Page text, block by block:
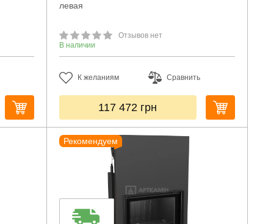
левая
Отзывов нет
В наличии
К желаниям Сравнить
117 472 грн
Рекомендуем